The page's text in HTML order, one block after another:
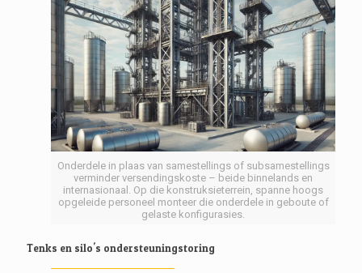
Onderdele in plaas van samestellings of subsamestellings
verminder versendingskoste – beide binnelands en
internasionaal. Op die konstruksieterrein, spanne hoogs
opgeleide personeel monteer die onderdele in geboute of
gelaste konfigurasies.
Tenks en silo's ondersteuningstoring